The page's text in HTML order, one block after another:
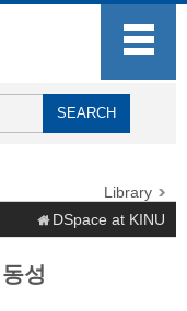
Library
DSpace at KINU
성